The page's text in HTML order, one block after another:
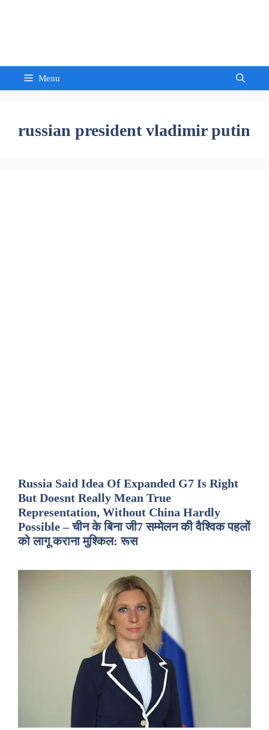
Menu
russian president vladimir putin
Russia Said Idea Of Expanded G7 Is Right
But Doesnt Really Mean True
Representation, Without China Hardly
Possible – चीन के बिना जी7 सम्मेलन की वैश्विक पहलों
को लागू कराना मुश्किल: रूस